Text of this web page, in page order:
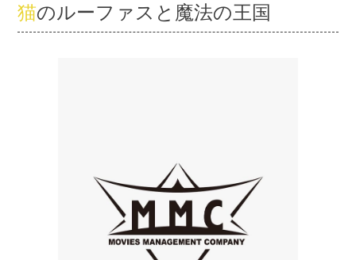
猫のルーファスと魔法の王国